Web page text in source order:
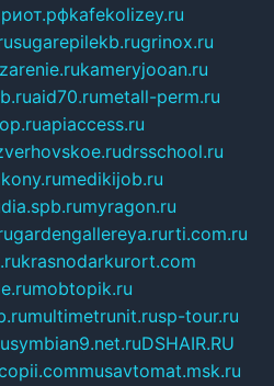
kafekolizey.ru
sugarepilekb.rugrinox.ru
kameryjooan.ru
aid70.rumetall-perm.ru
apiaccess.ru
drsschool.ru
medikijob.ru
myragon.ru
gardengallereya.rurti.com.ru
krasnodarkurort.com
mobtopik.ru
multimetrunit.rusp-tour.ru
symbian9.net.ruDSHAIR.RU
musavtomat.msk.ru